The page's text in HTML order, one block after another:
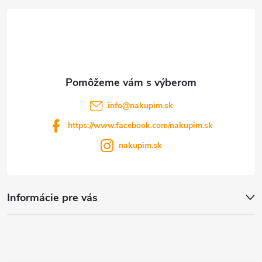
Informácie pre vás
info@nakupim.sk
https://www.facebook.com/nakupim.sk
nakupim.sk